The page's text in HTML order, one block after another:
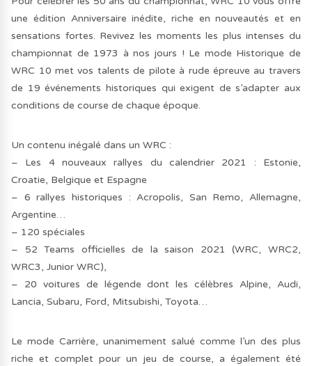
une édition Anniversaire inédite, riche en nouveautés et en
sensations fortes. Revivez les moments les plus intenses du
championnat de 1973 à nos jours ! Le mode Historique de
WRC 10 met vos talents de pilote à rude épreuve au travers
de 19 événements historiques qui exigent de s’adapter aux
conditions de course de chaque époque.
Un contenu inégalé dans un WRC :
– Les 4 nouveaux rallyes du calendrier 2021 : Estonie,
Croatie, Belgique et Espagne
– 6 rallyes historiques : Acropolis, San Remo, Allemagne,
Argentine…
– 120 spéciales
– 52 Teams officielles de la saison 2021 (WRC, WRC2,
WRC3, Junior WRC),
– 20 voitures de légende dont les célèbres Alpine, Audi,
Lancia, Subaru, Ford, Mitsubishi, Toyota…
Le mode Carrière, unanimement salué comme l’un des plus
riche et complet pour un jeu de course, a également été